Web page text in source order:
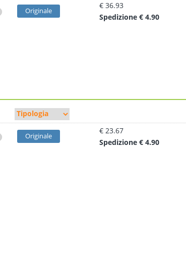
Originale
€ 36.93
Spedizione € 4.90
Originale
€ 23.67
Spedizione € 4.90